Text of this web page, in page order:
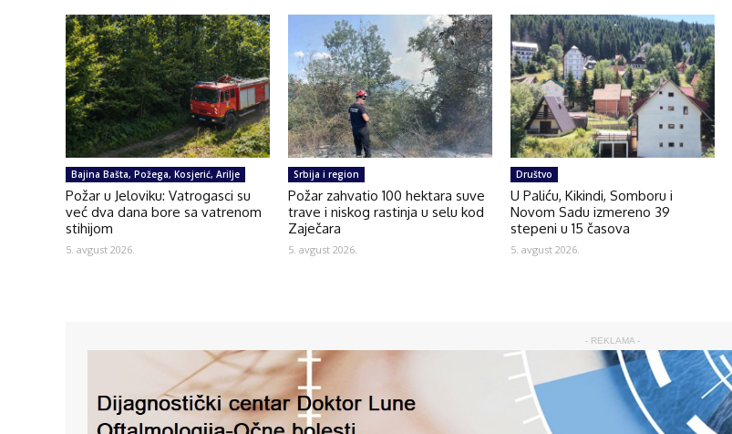
Bajina Bašta, Požega, Kosjerić, Arilje
Požar u Jeloviku: Vatrogasci su
već dva dana bore sa vatrenom
stihijom
5. avgust 2026.
Srbija i region
Požar zahvatio 100 hektara suve
trave i niskog rastinja u selu kod
Zaječara
5. avgust 2026.
Društvo
U Paliću, Kikindi, Somboru i
Novom Sadu izmereno 39
stepeni u 15 časova
5. avgust 2026.
- REKLAMA -